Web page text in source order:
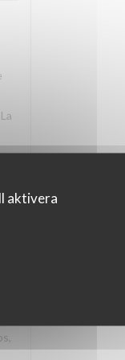
aktivera
4 /5